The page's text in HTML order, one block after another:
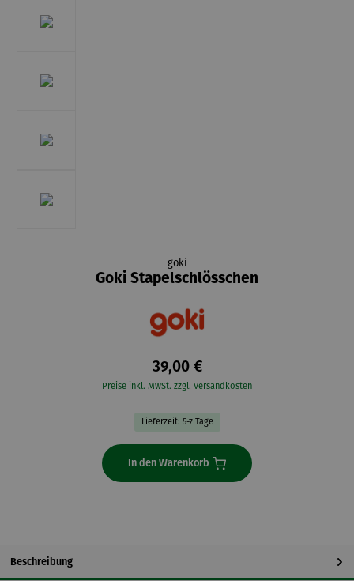
goki
Goki Stapelschlösschen
39,00 €
Preise inkl. MwSt. zzgl. Versandkosten
Lieferzeit: 5-7 Tage
In den Warenkorb
Beschreibung